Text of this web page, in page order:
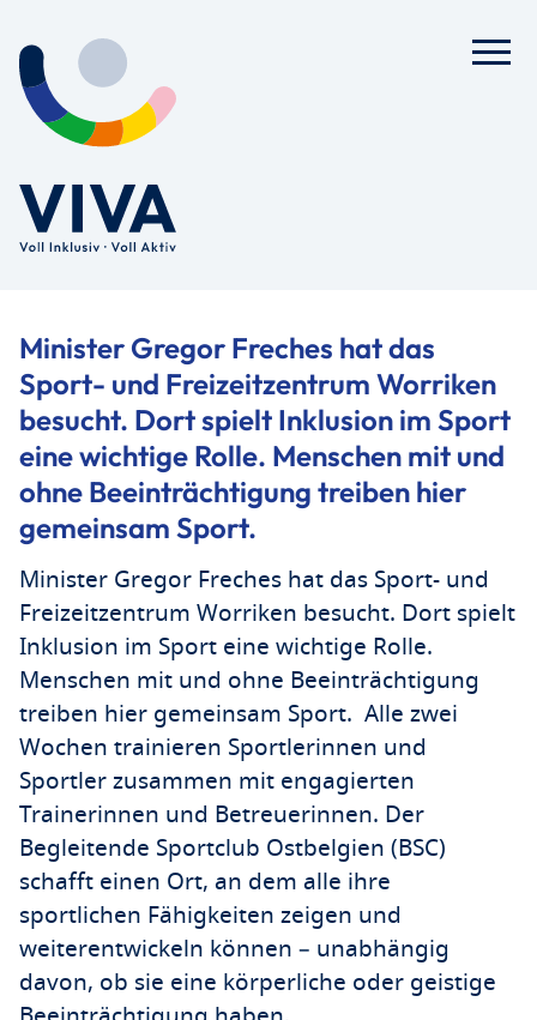
Minister Gregor Freches hat das
Sport- und Freizeitzentrum Worriken
besucht. Dort spielt Inklusion im Sport
eine wichtige Rolle. Menschen mit und
ohne Beeinträchtigung treiben hier
gemeinsam Sport.
Minister Gregor Freches hat das Sport- und
Freizeitzentrum Worriken besucht. Dort spielt
Inklusion im Sport eine wichtige Rolle.
Menschen mit und ohne Beeinträchtigung
treiben hier gemeinsam Sport. Alle zwei
Wochen trainieren Sportlerinnen und
Sportler zusammen mit engagierten
Trainerinnen und Betreuerinnen. Der
Begleitende Sportclub Ostbelgien (BSC)
schafft einen Ort, an dem alle ihre
sportlichen Fähigkeiten zeigen und
weiterentwickeln können – unabhängig
davon, ob sie eine körperliche oder geistige